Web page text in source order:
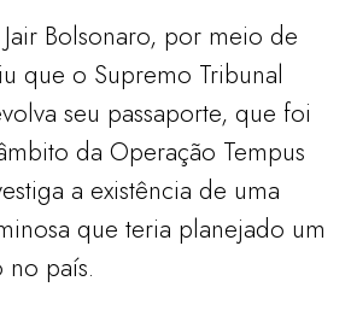
Bolsonaro, por meio de
que o Supremo Tribunal
seu passaporte, que foi
da Operação Tempus
a existência de uma
que teria planejado um
no país.